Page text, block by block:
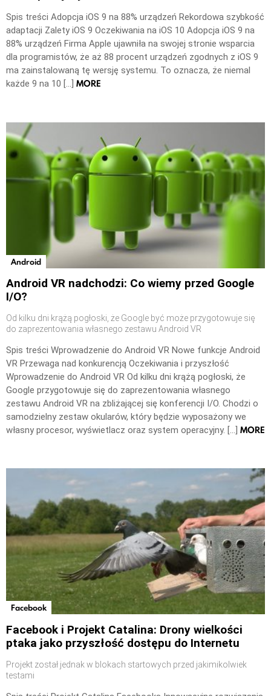
Spis treści Adopcja iOS 9 na 88% urządzeń Rekordowa szybkość
adaptacji Zalety iOS 9 Oczekiwania na iOS 10 Adopcja iOS 9 na
88% urządzeń Firma Apple ujawniła na swojej stronie wsparcia
dla programistów, że aż 88 procent urządzeń zgodnych z iOS 9
ma zainstalowaną tę wersję systemu. To oznacza, że niemal
każde 9 na 10 […] MORE
Android
Android VR nadchodzi: Co wiemy przed Google
I/O?
Od kilku dni krążą pogłoski, że Google być może przygotowuje się
do zaprezentowania własnego zestawu Android VR
Spis treści Wprowadzenie do Android VR Nowe funkcje Android
VR Przewaga nad konkurencją Oczekiwania i przyszłość
Wprowadzenie do Android VR Od kilku dni krążą pogłoski, że
Google przygotowuje się do zaprezentowania własnego
zestawu Android VR na zbliżającej się konferencji I/O. Chodzi o
samodzielny zestaw okularów, który będzie wyposażony we
własny procesor, wyświetlacz oraz system operacyjny. […] MORE
Facebook
Facebook i Projekt Catalina: Drony wielkości
ptaka jako przyszłość dostępu do Internetu
Projekt został jednak w blokach startowych przed jakimikolwiek
testami